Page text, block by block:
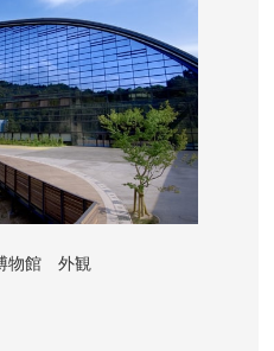
定で、重要文化財「御本
ます。改修期間は御本殿前に
でご参拝の皆さまをお迎えし
イトをご確認ください。
日より6:00〜、秋分の日より
〜11月 〜19:00、6〜8月 〜
詳しくは公式サイトをご確
物館 外観